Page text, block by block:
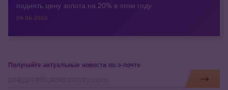
поднять цену золота на 20% в этом году
04.06.2026
Получайте актуальные новости по э-почте